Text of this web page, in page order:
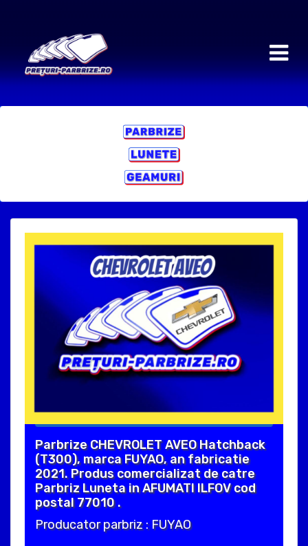
Parbrize CHEVROLET AVEO Hatchback
(T300), marca FUYAO, an fabricatie
2021. Produs comercializat de catre
Parbriz Luneta in AFUMATI ILFOV cod
postal 77010 .
Producator parbriz : FUYAO